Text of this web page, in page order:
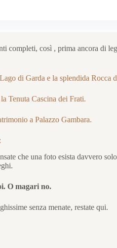
completi, così , prima ancora di
di Garda e la splendida Rocca
Tenuta Cascina dei Frati.
a Palazzo Gambara.
che una foto esista davvero
O magari no.
senza menate, restate qui.